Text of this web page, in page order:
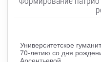
Университетское
70-летию со дня
Арсентьевой